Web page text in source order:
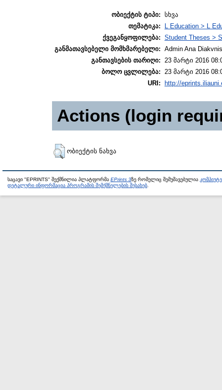
ობიექტის ტიპი: სხვა
თემატიკა:
L Education > L
ქვეგანყოფილება: Student Theses >
განმათავსებელი მომხმარებელი: Admin Ana
განთავსების თარიღი: 23 მარტი 2016
ბოლო ცვლილება: 23 მარტი 2016
URI:
http://
Actions (login
ობიექტის ნახვა
საცავი "EPRINTS" შექმნილია პლატფორმა EPrints 3ზე რომელიც შემუშავებულია
დეტალური ინფორმაცია პროგრამის შემქმნელების შესახებ.